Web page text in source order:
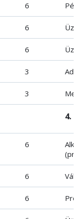
6
6
6
3
3
4.
6
6
6